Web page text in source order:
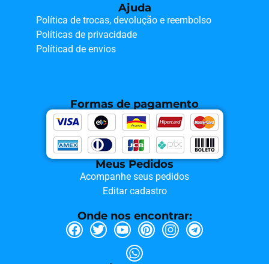
Ajuda
Política de trocas, devolução e reembolso
Políticas de privacidade
Políticad de envios
Formas de pagamento
Meus Pedidos
Acompanhe seus pedidos
Editar cadastro
Onde nos encontrar: